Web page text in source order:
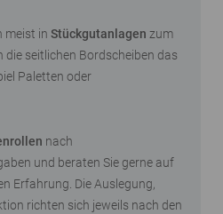
meist in Stückgutanlagen zum
seitlichen Bordscheiben das
Paletten oder
nach
und beraten Sie gerne auf
Erfahrung. Die Auslegung,
richten sich jeweils nach den